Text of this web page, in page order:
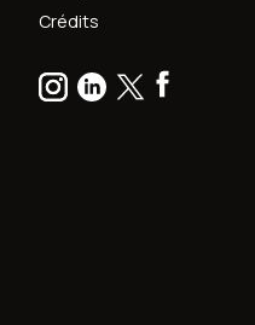
Crédits